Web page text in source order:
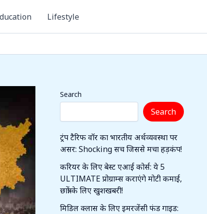
Lifestyle
Search
Search
ट्रंप टैरिफ वॉर का भारतीय अर्थव्यवस्था पर
असर: Shocking सच जिससे मचा हड़कंप!
करियर के लिए बेस्ट एआई कोर्स: ये 5
ULTIMATE प्रोग्राम्स कराएंगे मोटी कमाई,
छात्रों के लिए खुशखबरी!
मिडिल क्लास के लिए इमरजेंसी फंड गाइड: